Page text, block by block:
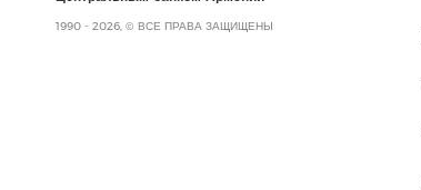
1990 - 2026, © ВСЕ ПРАВА ЗАЩИЩЕНЫ